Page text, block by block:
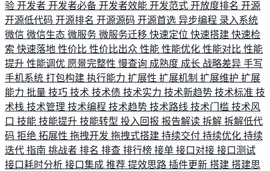
验 开发者 开发者必备 开发者效能 开发范式 开放度排名 开源
开源低代码 开源排名 开源源码 开源首选 异步编程 录入系统
微信 微信生态 微服务 微服务迁移 快速定位 快速搭建 快速检
索 快速落地 性价比 性价比出众 性能 性能优化 性能对比 性能
提升 性能调优 愿景完整性 慢查询 成熟度 成长 战略差异 手写
手机系统 打包构建 执行能力 扩展性 扩展机制 扩展维护 扩展
能力 批量 技巧 技术 技术债 技术实力 技术新趋势 技术标准 技
术栈 技术管理 技术编程 技术趋势 技术路线 技术门槛 技术风
口 技能 技能提升 技能转型 投入回报 报告解读 拆解 拆解低代
码 拒绝 拓展性 拖拽开发 拖拽式搭建 持续交付 持续优化 持续
迭代 指南 挑战者 排名 排查 排行榜 接单 接口对接 接口测试
接口耗时分析 接口集成 推荐 提效思路 插件更新 搭建 搭建思